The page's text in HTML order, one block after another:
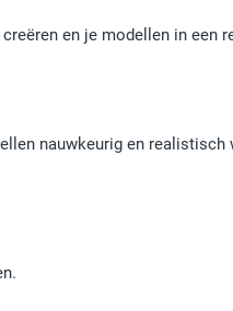
en je modellen in een
nauwkeurig en realistisch